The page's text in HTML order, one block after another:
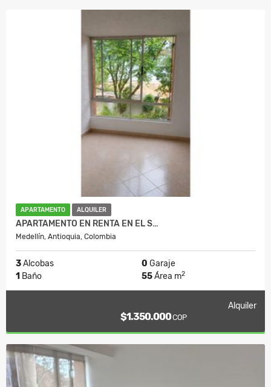
APARTAMENTO ALQUILER
APARTAMENTO EN RENTA EN EL S…
Medellín, Antioquia, Colombia
3Alcobas 0 Garaje
1 Baño 55Área m2
Alquiler
$1.350.000COP